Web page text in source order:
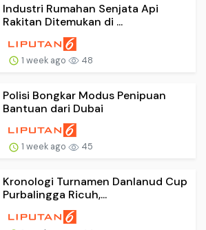
Industri Rumahan Senjata Api
Rakitan Ditemukan di ...
1 week ago 48
Polisi Bongkar Modus Penipuan
Bantuan dari Dubai
1 week ago 45
Kronologi Turnamen Danlanud Cup
Purbalingga Ricuh,...